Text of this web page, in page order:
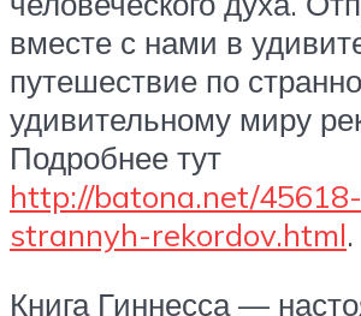
вместе с нами в
путешествие по
удивительному миру
Подробнее тут
http://batona.net/
strannyh-rekordov.html.
Книга Гиннесса —